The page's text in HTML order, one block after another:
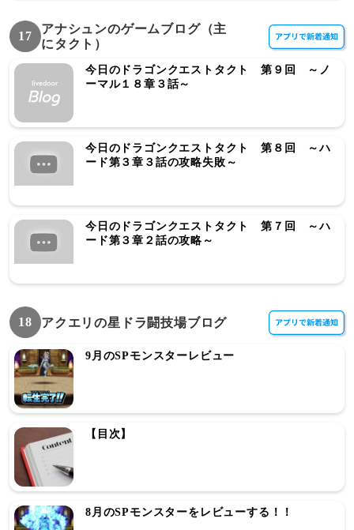
17
アナシュンのゲームブログ（主
にタクト）
今日のドラゴンクエストタクト 第９回 ～ノ
ーマル１８章３話～
今日のドラゴンクエストタクト 第８回 ～ハ
ード第３章３話の攻略失敗～
今日のドラゴンクエストタクト 第７回 ～ハ
ード第３章２話の攻略～
18 アクエリの星ドラ闘技場ブログ
9月のSPモンスターレビュー
【目次】
8月のSPモンスターをレビューする！！